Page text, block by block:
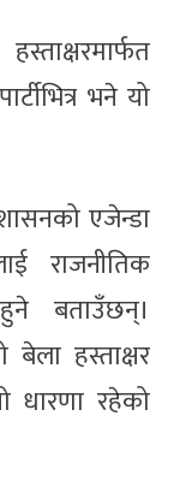
भने यो
एजेन्डा
राजनीतिक
बताउँछन्।
बेला हस्ताक्षर
धारणा रहेको